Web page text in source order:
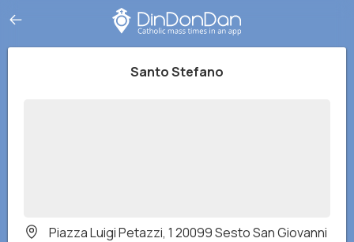
Santo Stefano
Piazza Luigi Petazzi, 1 20099 Sesto San Giovanni